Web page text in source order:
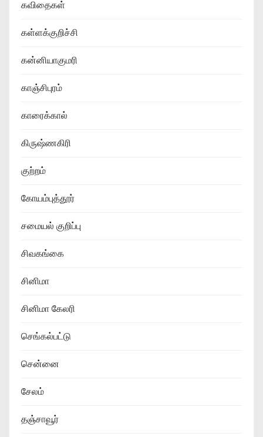
கவிதைகள்
கள்ளக்குறிச்சி
கன்னியாகுமரி
காஞ்சிபுரம்
காரைக்கால்
கிருஷ்ணகிரி
குற்றம்
கோயம்புத்தூர்
சமையல் குறிப்பு
சிவகங்கை
சினிமா
சினிமா கேலரி
செங்கல்பட்டு
சென்னை
சேலம்
தஞ்சாவூர்